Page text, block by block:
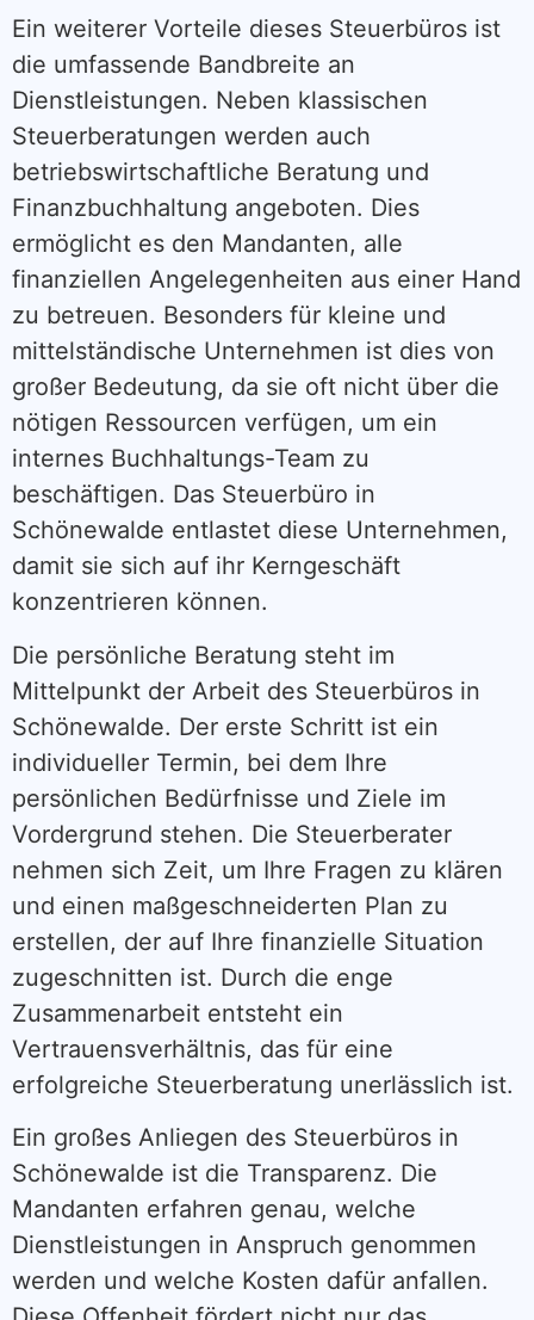
Ein weiterer Vorteile dieses Steuerbüros ist
die umfassende Bandbreite an
Dienstleistungen. Neben klassischen
Steuerberatungen werden auch
betriebswirtschaftliche Beratung und
Finanzbuchhaltung angeboten. Dies
ermöglicht es den Mandanten, alle
finanziellen Angelegenheiten aus einer Hand
zu betreuen. Besonders für kleine und
mittelständische Unternehmen ist dies von
großer Bedeutung, da sie oft nicht über die
nötigen Ressourcen verfügen, um ein
internes Buchhaltungs-Team zu
beschäftigen. Das Steuerbüro in
Schönewalde entlastet diese Unternehmen,
damit sie sich auf ihr Kerngeschäft
konzentrieren können.
Die persönliche Beratung steht im
Mittelpunkt der Arbeit des Steuerbüros in
Schönewalde. Der erste Schritt ist ein
individueller Termin, bei dem Ihre
persönlichen Bedürfnisse und Ziele im
Vordergrund stehen. Die Steuerberater
nehmen sich Zeit, um Ihre Fragen zu klären
und einen maßgeschneiderten Plan zu
erstellen, der auf Ihre finanzielle Situation
zugeschnitten ist. Durch die enge
Zusammenarbeit entsteht ein
Vertrauensverhältnis, das für eine
erfolgreiche Steuerberatung unerlässlich ist.
Ein großes Anliegen des Steuerbüros in
Schönewalde ist die Transparenz. Die
Mandanten erfahren genau, welche
Dienstleistungen in Anspruch genommen
werden und welche Kosten dafür anfallen.